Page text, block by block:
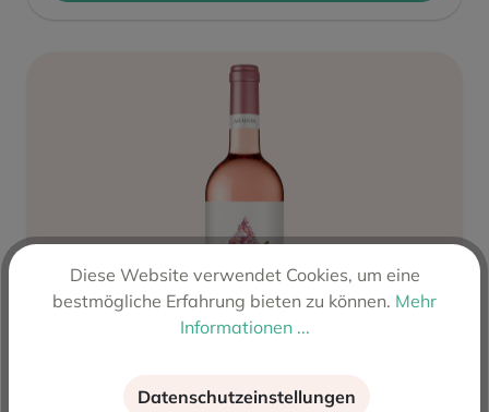
Diese Website verwendet Cookies, um eine
bestmögliche Erfahrung bieten zu können. Mehr
Informationen ...
Datenschutzeinstellungen